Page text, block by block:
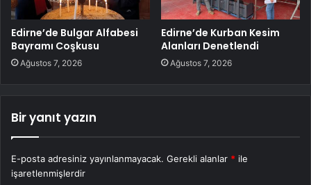
Edirne’de Bulgar Alfabesi
Bayramı Coşkusu
Ağustos 7, 2026
Edirne’de Kurban Kesim
Alanları Denetlendi
Ağustos 7, 2026
Bir yanıt yazın
E-posta adresiniz yayınlanmayacak. Gerekli alanlar * ile
işaretlenmişlerdir